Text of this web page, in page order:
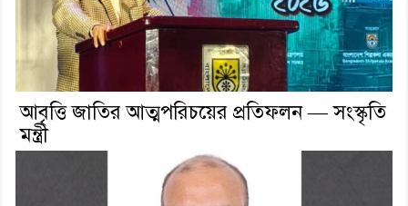
আবৃত্তি জাতির আত্মপরিচয়ের প্রতিফলন — সংস্কৃতি
মন্ত্রী